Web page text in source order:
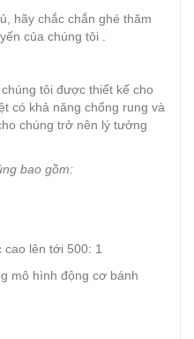
hãy chắc chắn ghé thăm
của chúng tôi .
tôi được thiết kế cho
có khả năng chống rung và
chúng trở nên lý tưởng
bao gồm:
cao lên tới 500: 1
mô hình động cơ bánh